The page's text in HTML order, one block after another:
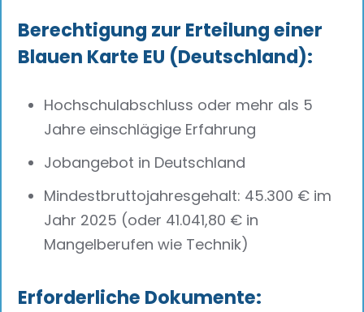
Berechtigung zur Erteilung einer
Blauen Karte EU (Deutschland):
Hochschulabschluss oder mehr als 5
Jahre einschlägige Erfahrung
Jobangebot in Deutschland
Mindestbruttojahresgehalt: 45.300 € im
Jahr 2025 (oder 41.041,80 € in
Mangelberufen wie Technik)
Erforderliche Dokumente: